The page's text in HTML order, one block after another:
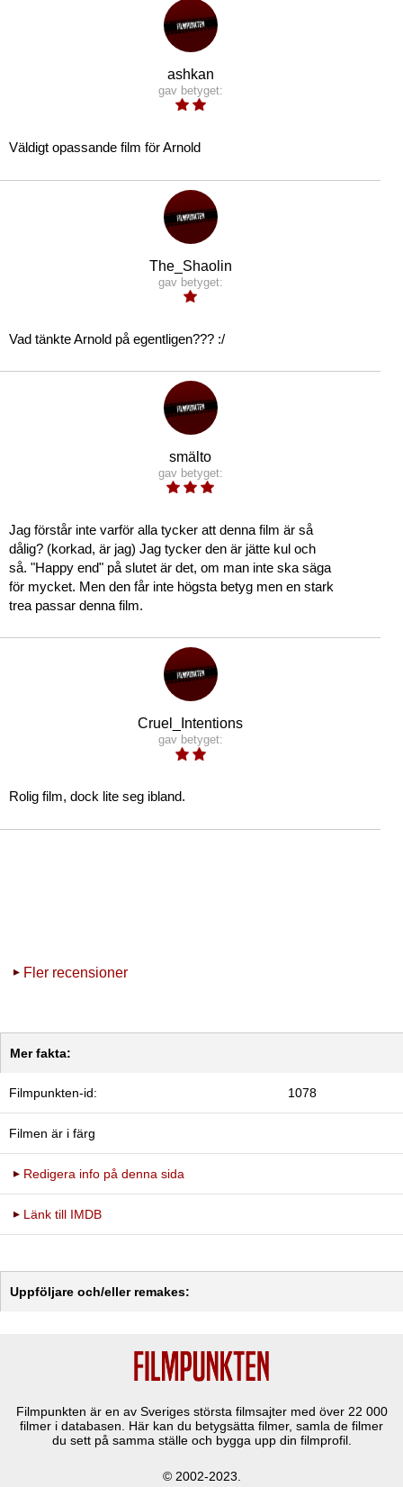
ashkan
gav betyget:
Väldigt opassande film för Arnold
The_Shaolin
gav betyget:
Vad tänkte Arnold på egentligen??? :/
smälto
gav betyget:
Jag förstår inte varför alla tycker att denna film är så
dålig? (korkad, är jag) Jag tycker den är jätte kul och
så. "Happy end" på slutet är det, om man inte ska säga
för mycket. Men den får inte högsta betyg men en stark
trea passar denna film.
Cruel_Intentions
gav betyget:
Rolig film, dock lite seg ibland.
Fler recensioner
Mer fakta:
Filmpunkten-id: 1078
Filmen är i färg
Redigera info på denna sida
Länk till IMDB
Uppföljare och/eller remakes:
Filmpunkten är en av Sveriges största filmsajter med över 22 000
filmer i databasen. Här kan du betygsätta filmer, samla de filmer
du sett på samma ställe och bygga upp din filmprofil.
© 2002-2023.